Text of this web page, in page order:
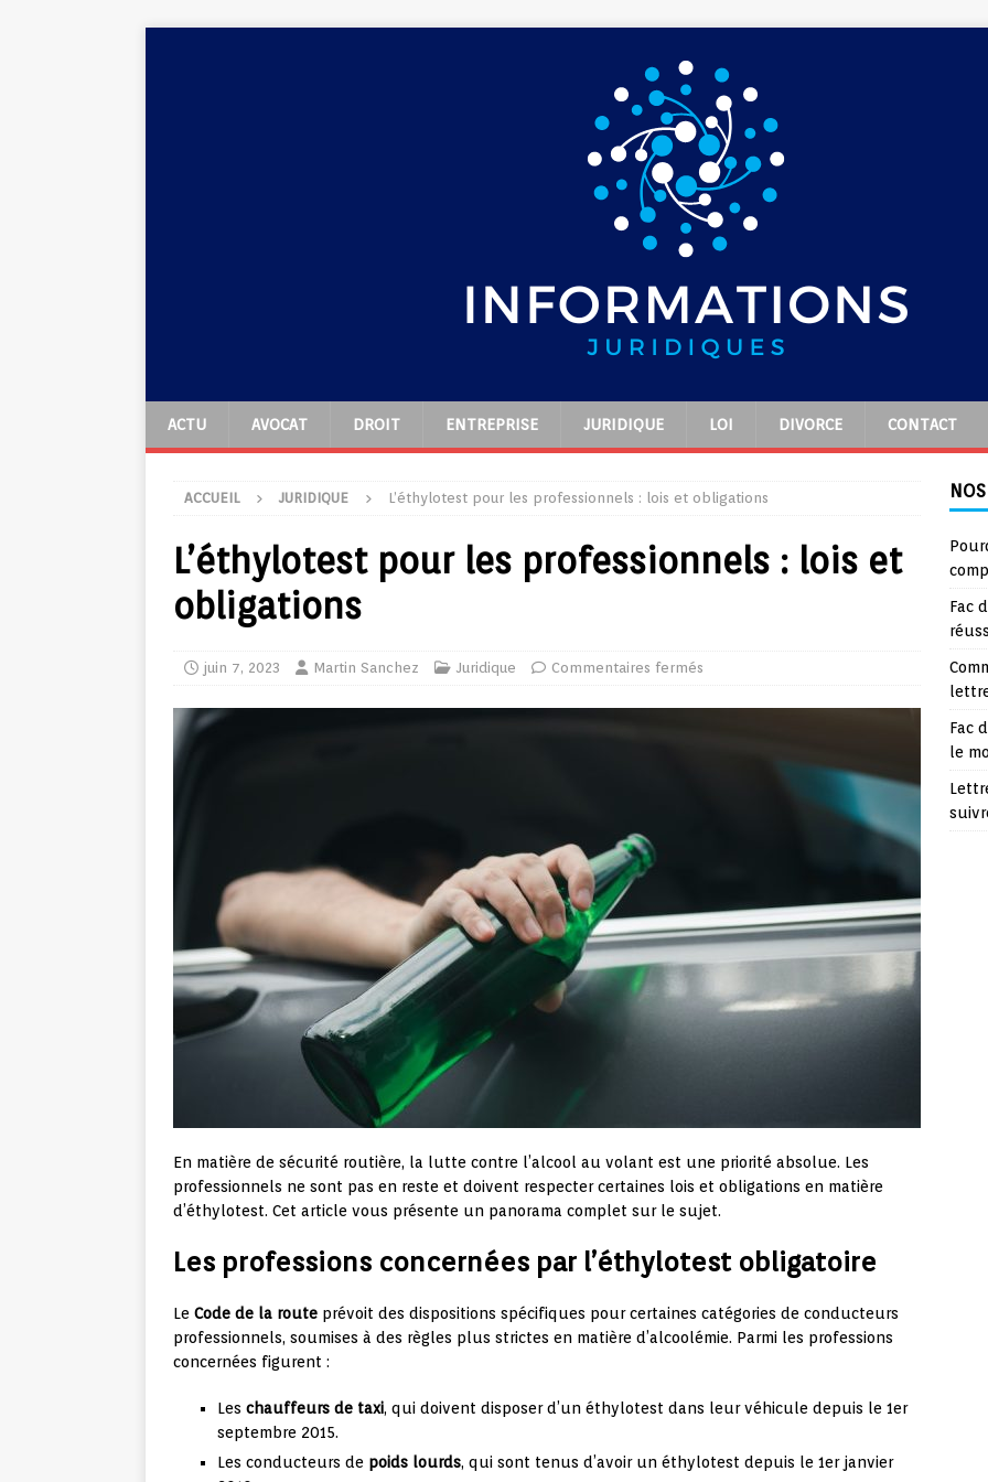
ACTU AVOCAT DROIT ENTREPRISE JURIDIQUE LOI DIVORCE CONTACT
ACCUEIL JURIDIQUE L’éthylotest pour les professionnels : lois et obligations
L’éthylotest pour les professionnels : lois et
obligations
juin 7, 2023 Martin Sanchez Juridique Commentaires fermés
En matière de sécurité routière, la lutte contre l’alcool au volant est une priorité absolue. Les
professionnels ne sont pas en reste et doivent respecter certaines lois et obligations en matière
d’éthylotest. Cet article vous présente un panorama complet sur le sujet.
Les professions concernées par l’éthylotest obligatoire
Le Code de la route prévoit des dispositions spécifiques pour certaines catégories de conducteurs
professionnels, soumises à des règles plus strictes en matière d’alcoolémie. Parmi les professions
concernées figurent :
Les chauffeurs de taxi, qui doivent disposer d’un éthylotest dans leur véhicule depuis le 1er
septembre 2015.
Les conducteurs de poids lourds, qui sont tenus d’avoir un éthylotest depuis le 1er janvier
Fac
Fac
le